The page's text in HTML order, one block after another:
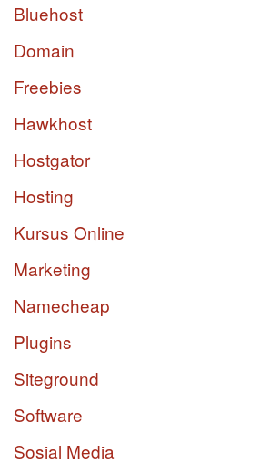
Bluehost
Domain
Freebies
Hawkhost
Hostgator
Hosting
Kursus Online
Marketing
Namecheap
Plugins
Siteground
Software
Sosial Media